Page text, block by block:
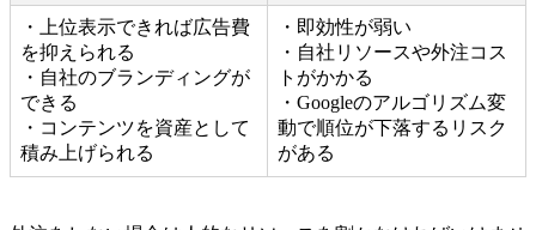
・上位表示できれば広告費
を抑えられる
・自社のブランディングが
できる
・コンテンツを資産として
積み上げられる
・即効性が弱い
・自社リソースや外注コス
トがかかる
・Googleのアルゴリズム変
動で順位が下落するリスク
がある